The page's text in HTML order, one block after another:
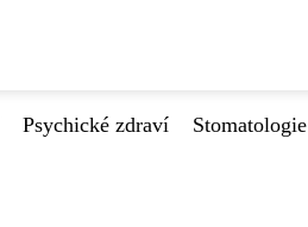
Psychické zdraví
Stomatologie